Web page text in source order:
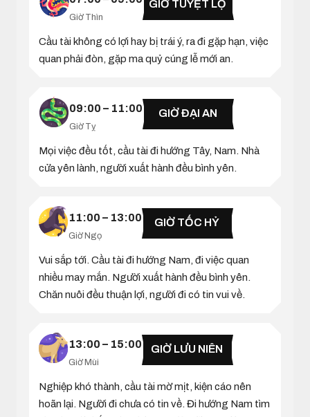
Giờ Thìn
GIỜ TUYỆT LỘ
Cầu tài không có lợi hay bị trái ý, ra đi gặp hạn, việc
quan phải đòn, gặp ma quỷ cúng lễ mới an.
09:00 – 11:00
Giờ Tỵ
GIỜ ĐẠI AN
Mọi việc đều tốt, cầu tài đi hướng Tây, Nam. Nhà
cửa yên lành, người xuất hành đều bình yên.
11:00 – 13:00
Giờ Ngọ
GIỜ TỐC HỶ
Vui sắp tới. Cầu tài đi hướng Nam, đi việc quan
nhiều may mắn. Người xuất hành đều bình yên.
Chăn nuôi đều thuận lợi, người đi có tin vui về.
13:00 – 15:00
Giờ Mùi
GIỜ LƯU NIÊN
Nghiệp khó thành, cầu tài mờ mịt, kiện cáo nên
hoãn lại. Người đi chưa có tin về. Đi hướng Nam tìm